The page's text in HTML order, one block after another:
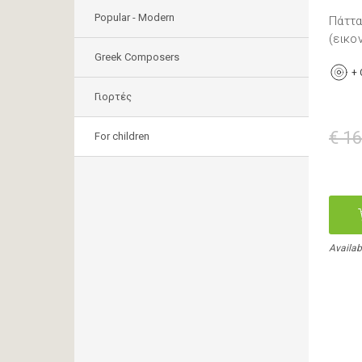
Popular - Modern
Greek Composers
Γιορτές
For children
+
€